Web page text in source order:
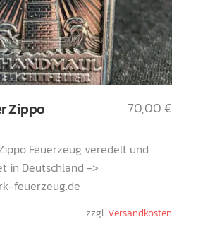
Zippo
Feuerzeug veredelt und
in Deutschland ->
feuerzeug.de
zzgl.Versandkosten
70,00€